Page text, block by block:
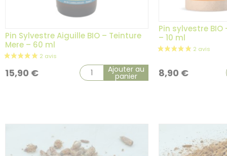
Pin Sylvestre Aiguille BIO – Teinture
Mere – 60 ml
15,90 € Ajouter au
panier
Pin sylvestre BIO
– 10 ml
8,90 €